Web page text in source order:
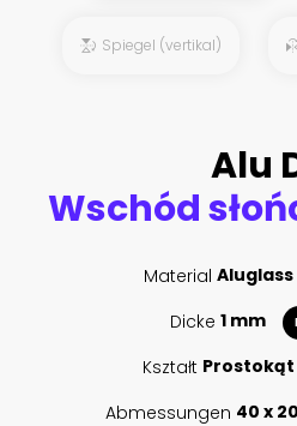
Spiegel (vertikal)
Alu
Material Aluglass
Dicke 1 mm
Kształt Prostokąt
Abmessungen 40 x